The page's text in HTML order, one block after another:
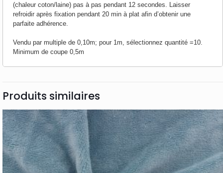
(chaleur coton/laine) pas à pas pendant 12 secondes. Laisser
refroidir après fixation pendant 20 min à plat afin d’obtenir une
parfaite adhérence.
Vendu par multiple de 0,10m; pour 1m, sélectionnez quantité =10.
Minimum de coupe 0,5m
Produits similaires